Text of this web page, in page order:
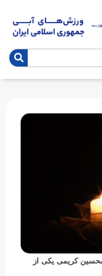
کریمی یکی از